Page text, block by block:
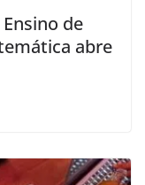
de
abre